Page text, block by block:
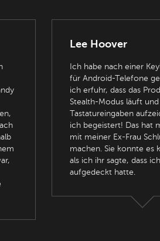
Lee Hoover
Ich habe nach einer
für Android-Telefone
ich erfuhr, dass das
Stealth-Modus läuft und
Tastatureingaben
ich begeistert! Das hat
mit meiner Ex-Frau
machen. Sie konnte es
als ich ihr sagte, dass
aufgedeckt hatte.